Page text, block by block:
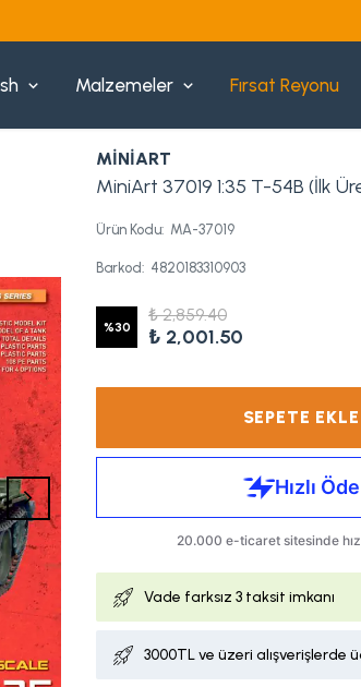
Malzemeler Fırsat Reyonu
MİNİART
MiniArt 37019 1:35 T-54B (İlk
Ürün Kodu: MA-37019
Barkod: 4820183310903
%30
₺ 2,859.40
₺ 2,001.50
SEPETE EKLE
Vade farksız 3 taksit imkanı
3000TL ve üzeri alışverişlerde